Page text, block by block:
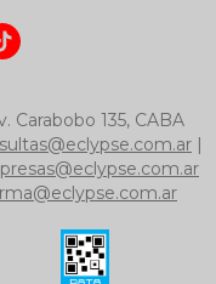
Carabobo 135, CABA
rma@eclypse.com.ar